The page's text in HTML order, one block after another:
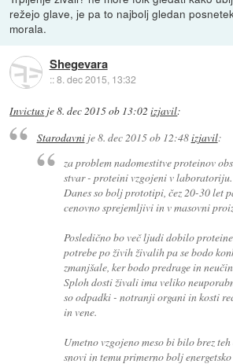
režejo glave, je pa to najbolj gledan
morala.
Shegevara
::8. dec 2015, 13:32
Invictus je8. dec 2015 ob 13:02 izjavil:
Starodavnije8. dec 2015 ob 12:48izjavil:
za problem nadomestitve proteinov
stvar - proteini vzgojeni v laboratoriju.
Danes so bolj prototipi, čez 20-30 let
cenovno sprejemljivi in v masovni
Posledično bo več ljudi dobilo
potrebe po živih živalih pa se bodo
zmanjšale, ker bodo predrage in
Sploh dosti živali ima veliko
so odpadki - notranji organi in kosti
in vene.
Umetno vzgojeno meso bi bilo brez
snovi in temu primerno bolj energetsko